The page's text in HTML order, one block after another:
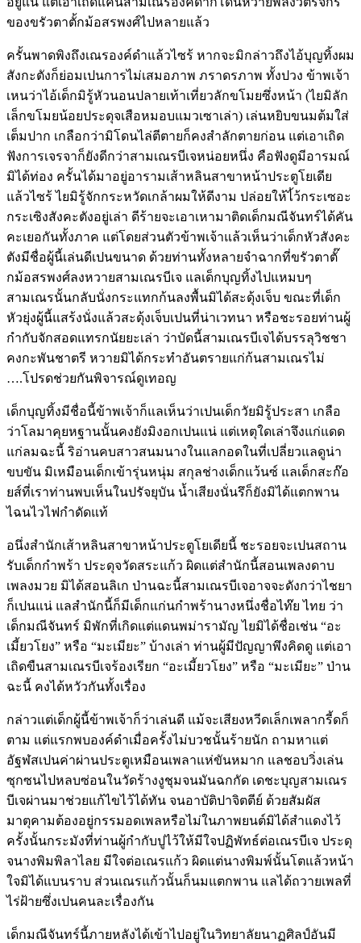
ของขรัวตาตั้กม้อสรพงศ์ไปหลายแล้ว
ครั้นพาดพิงถึงเณรองค์ดำแล้วไซร้ หากจะมิกล่าวถึงไอ้บุญทิ้งผม
สังกะตังก็ย่อมเปนการไม่เสมอภาพ ภราดรภาพ ทั้งปวง ข้าพเจ้า
เหนว่าไอ้เด็กมิรู้หัวนอนปลายเท้าเที่ยวลักขโมยซึ่งหน้า (ไยมิลัก
เล็กขโมยน้อยประดุจเสือหมอบแมวเซาเล่า) เล่นหยิบขนมต้มใส่
เต็มปาก เกลือกว่ามิโดนไล่ตีตายก็คงสำลักตายก่อน แต่เอาเถิด
ฟังการเจรจาก็ยังดีกว่าสามเณรบีเจหน่อยหนึ่ง คือฟังดูมีอารมณ์
มิได้ท่อง ครั้นได้มาอยู่อารามเส้าหลินสาขาหน้าประตูโยเดีย
แล้วไซร้ ไยมิรู้จักกระหวัดเกล้าผมให้ดีงาม ปล่อยให้ไ้ว้กระเซอะ
กระเซิงสังคะตังอยู่เล่า ดีร้ายจะเอาเหามาติดเด็กมณีจันทร์ได้คัน
คะเยอกันทั้งภาค แต่โดยส่วนตัวข้าพเจ้าแล้วเห็นว่าเด็กหัวสังคะ
ตังมีชื่อผู้นี้เล่นดีเปนขนาด ด้วยท่านทั้งหลายจำฉากที่ขรัวตาตั๊
กม้อสรพงศ์ลงหวายสามเณรบีเจ แลเด็กบุญทิ้งไปแหมบๆ
สามเณรนั้นกลับนั่งกระแทกก้นลงพื้นมิได้สะดุ้งเจ็บ ขณะที่เด็ก
หัวยุ่งผู้นี้แสร้งนั่งแล้วสะดุ้งเจ็บเปนที่น่าเวทนา หรือชะรอยท่านผู้
กำกับจักสอดแทรกนัยยะเล่า ว่าบัดนี้สามเณรบีเจได้บรรลุวิชชา
คงกะพันชาตรี หวายมิได้กระทำอันตรายแก่ก้นสามเณรไม่
….โปรดช่วยกันพิจารณ์ดูเทอญ
เด็กบุญทิ้งมีชื่อนี้ข้าพเจ้าก็แลเห็นว่าเปนเด็กวัยมิรู้ประสา เกลือ
ว่าโลมาคุยหฐานนั้นคงยังมิงอกเปนแน่ แต่เหตุใดเล่าจึงแก่แดด
แก่ลมฉะนี้ ริอ่านคบสาวสนมนางในแลกอดในที่เปลี่ยวแลดูน่า
ขบขัน มิเหมือนเด็กเข้ารุ่นหนุ่ม สกุลช่างเด็กแว้นซ์ แลเด็กสะก๊อ
ยส์ที่เราท่านพบเห็นในปรัจยุบัน น้ำเสียงนั่นรึก็ยังมิได้แตกพาน
ไฉนไวไฟกำดัดแท้
อนึ่งสำนักเส้าหลินสาขาหน้าประตูโยเดียนี้ ชะรอยจะเปนสถาน
รับเด็กกำพร้า ประดุจวัดสระแก้ว ผิดแต่สำนักนี้สอนเพลงดาบ
เพลงมวย มิได้สอนลิเก ป่านฉะนี้สามเณรบีเจอาจจะดังกว่าไชยา
ก็เปนแน่ แลสำนักนี้ก็มีเด็กแก่นกำพร้านางหนึ่งชื่อไท๊ย ไทย ว่า
เด็กมณีจันทร์ มิพักที่เกิดแต่แดนพม่ารามัญ ไยมิได้ชื่อเช่น “อะ
เมี้ยวโยง” หรือ “มะเมียะ” บ้างเล่า ท่านผู้มีปัญญาพึงคิดดู แต่เอา
เถิดขืนสามเณรบีเจร้องเรียก “อะเมี้ยวโยง” หรือ “มะเมียะ” ป่าน
ฉะนี้ คงได้หวัวกันทั้งเรื่อง
กล่าวแต่เด็กผู้นี้ข้าพเจ้าก็ว่าเล่นดี แม้จะเสียงหวีดเล็กเพลากรี้ดก็
ตาม แต่แรกพบองค์ดำเมื่อครั้งไม่บวชนั้นร้ายนัก ถามหาแต่
อัฐฬสเปนค่าผ่านประตูเหมือนเพลาแห่ขันหมาก แลชอบวิ่งเล่น
ซุกซนไปหลบซ่อนในวัดร้างงูชุมจนมันฉกกัด เดชะบุญสามเณร
บีเจผ่านมาช่วยแก้ไขไว้ได้ทัน จนอาบัติปาจิตตีย์ ด้วยสัมผัส
มาตุคามต้องอยู่กรรมอดเพลหรือไม่ในภาพยนต์มิได้สำแดงไว้
ครั้งนั้นกระมังที่ท่านผู้กำกับปูไว้ให้มีใจปฏิพัทธ์ต่อเณรบีเจ ประดุ
จนางพิมพิลาไลย มีใจต่อเณรแก้ว ผิดแต่นางพิมพ์นั้นโตแล้วหน้า
ใจมิได้แบนราบ ส่วนเณรแก้วนั้นก็นมแตกพาน แลได้ถวายเพลที่
ไร่ฝ้ายซึ่งเปนคนละเรื่องกัน
เด็กมณีจันทร์นี้ภายหลังได้เข้าไปอยู่ในวิทยาลัยนาฏศิลป์อันมี